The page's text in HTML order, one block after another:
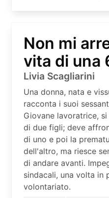
Non mi
vita di una
Livia Scagliarini
Una donna, nata e
racconta i suoi
Giovane lavoratrice,
di due figli; deve
di uno e poi la
dell'altro, ma riesce
di andare avanti.
sindacali, una volta in
volontariato.